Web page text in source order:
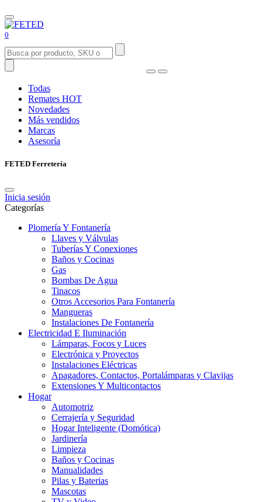
0
Todas
Remates HOT
Novedades
Más vendidos
Marcas
Asesoría
FETED Ferretería
Inicia sesión
Categorías
Plomería Y Fontanería
Llaves y Válvulas
Tuberías Y Conexiones
Baños y Cocinas
Gas
Bombas De Agua
Tinacos
Otros Accesorios Para Fontanería
Mangueras
Instalaciones De Fontanería
Electricidad E Iluminación
Lámparas, Focos y Luces
Electrónica y Proyectos
Instalaciones Eléctricas
Apagadores, Contactos, Portalámparas y Clavijas
Extensiones Y Multicontactos
Hogar
Automotriz
Cerrajería y Seguridad
Hogar Inteligente (Domótica)
Jardinería
Limpieza
Baños y Cocinas
Manualidades
Pilas y Baterias
Mascotas